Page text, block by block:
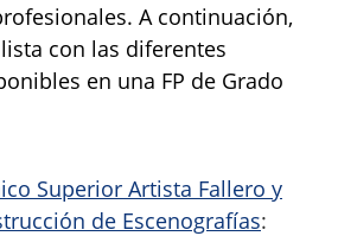
A continuación,
con las diferentes
en una FP de Grado
Superior Artista Fallero y
de Escenografías: